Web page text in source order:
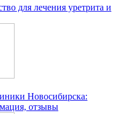
для лечения уретрита и
Новосибирска:
отзывы